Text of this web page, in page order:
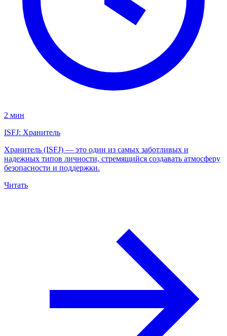
2 мин
ISFJ: Хранитель
Хранитель (ISFJ) — это один из самых заботливых и
надежных типов личности, стремящийся создавать атмосферу
безопасности и поддержки.
Читать